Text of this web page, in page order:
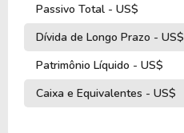
Passivo Total - US$
Dívida de Longo Prazo - US$
Patrimônio Líquido - US$
Caixa e Equivalentes - US$